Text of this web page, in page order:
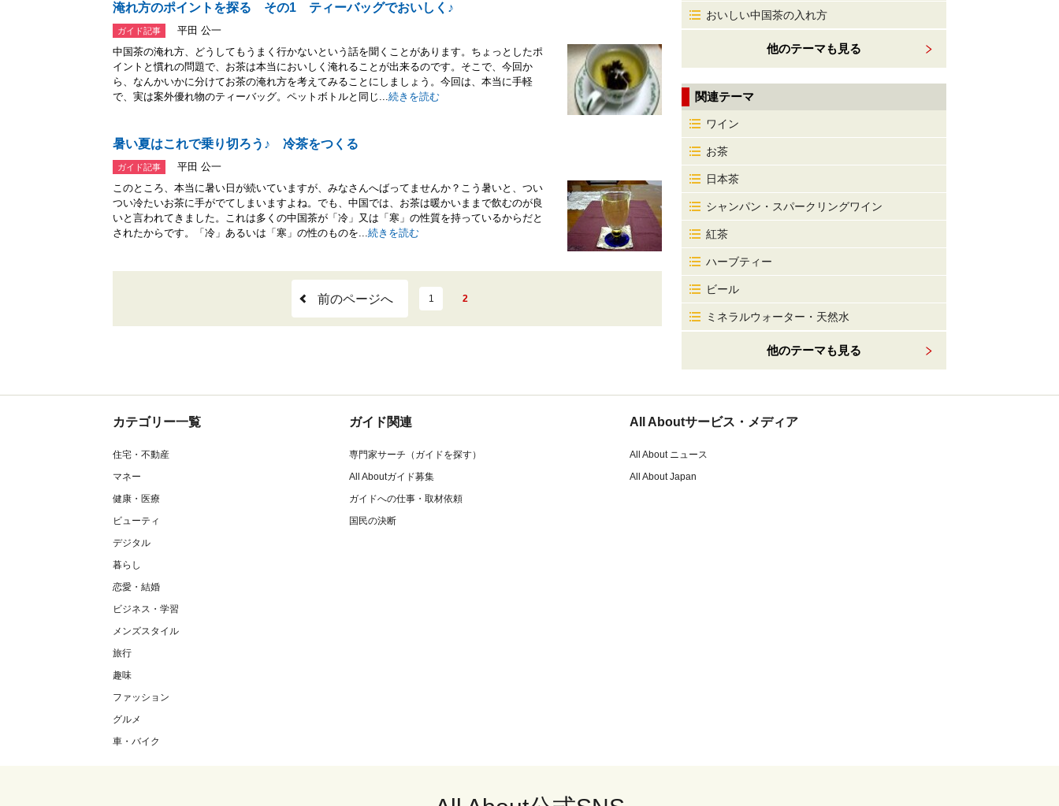
淹れ方のポイントを探る その1 ティーバッグでおいしく♪
ガイド記事
平田 公一
中国茶の淹れ方、どうしてもうまく行かないという話を聞くことがあります。ちょっとしたポ
イントと慣れの問題で、お茶は本当においしく淹れることが出来るのです。そこで、今回か
ら、なんかいかに分けてお茶の淹れ方を考えてみることにしましょう。今回は、本当に手軽
で、実は案外優れ物のティーバッグ。ペットボトルと同じ...続きを読む
暑い夏はこれで乗り切ろう♪ 冷茶をつくる
ガイド記事
平田 公一
このところ、本当に暑い日が続いていますが、みなさんへばってませんか？こう暑いと、つい
つい冷たいお茶に手がでてしまいますよね。でも、中国では、お茶は暖かいままで飲むのが良
いと言われてきました。これは多くの中国茶が「冷」又は「寒」の性質を持っているからだと
されたからです。「冷」あるいは「寒」の性のものを...続きを読む
前のページへ 1 2
おいしい中国茶の入れ方
他のテーマも見る
関連テーマ
ワイン
お茶
日本茶
シャンパン・スパークリングワイン
紅茶
ハーブティー
ビール
ミネラルウォーター・天然水
他のテーマも見る
カテゴリー一覧
住宅・不動産
マネー
健康・医療
ビューティ
デジタル
暮らし
恋愛・結婚
ビジネス・学習
メンズスタイル
旅行
趣味
ファッション
グルメ
車・バイク
ガイド関連
専門家サーチ（ガイドを探す）
All Aboutガイド募集
ガイドへの仕事・取材依頼
国民の決断
All Aboutサービス・メディア
All About ニュース
All About Japan